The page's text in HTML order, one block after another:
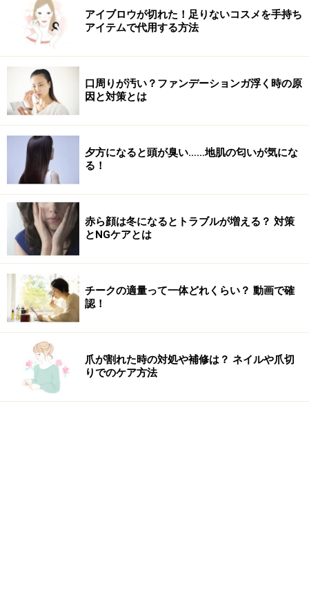
アイブロウが切れた！足りないコスメを手持ち
アイテムで代用する方法
口周りが汚い？ファンデーションガ浮く時の原
因と対策とは
夕方になると頭が臭い……地肌の匂いが気にな
る！
赤ら顔は冬になるとトラブルが増える？ 対策
とNGケアとは
チークの適量って一体どれくらい？ 動画で確
認！
爪が割れた時の対処や補修は？ ネイルや爪切
りでのケア方法